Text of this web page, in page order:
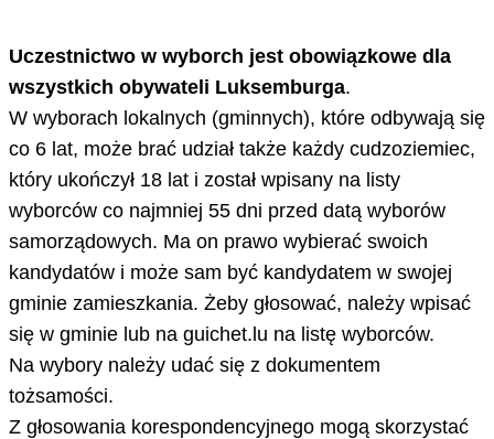
Uczestnictwo w wyborch jest obowiązkowe dla
wszystkich obywateli Luksemburga.
W wyborach lokalnych (gminnych), które odbywają się
co 6 lat, może brać udział także każdy cudzoziemiec,
który ukończył 18 lat i został wpisany na listy
wyborców co najmniej 55 dni przed datą wyborów
samorządowych. Ma on prawo wybierać swoich
kandydatów i może sam być kandydatem w swojej
gminie zamieszkania. Żeby głosować, należy wpisać
się w gminie lub na guichet.lu na listę wyborców.
Na wybory należy udać się z dokumentem
tożsamości.
Z głosowania korespondencyjnego mogą skorzystać